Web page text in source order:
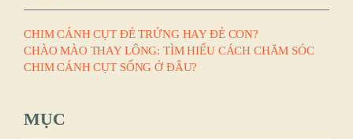
CHIM CÁNH CỤT ĐẺ TRỨNG HAY ĐẺ CON?
CHÀO MÀO THAY LÔNG: TÌM HIỂU CÁCH CHĂM SÓC
CHIM CÁNH CỤT SỐNG Ở ĐÂU?
MỤC